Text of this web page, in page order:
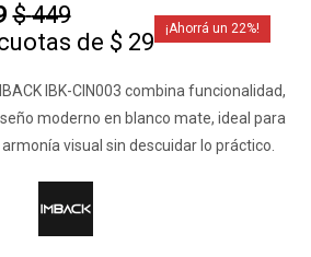
$ 449
de $ 29
22
IBK-CIN003 combina funcionalidad,
moderno en blanco mate, ideal para
visual sin descuidar lo práctico.